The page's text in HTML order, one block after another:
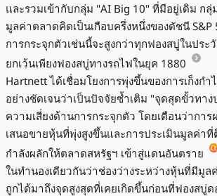
และรวมเข้ากับกลุ่ม "AI Big 10" ที่มีอยู่เดิม ก
มูลค่าตลาดคิดเป็นเกือบครึ่งหนึ่งของดัชนี
การกระจุกตัวเช่นนี้จะสูงกว่าทุกฟองสบู่ในประ
ยกเว้นเพียงฟองสบู่ทางรถไฟในยุค 1880
Hartnett ได้เชื่อมโยงการพุ่งขึ้นของการเก็งก
อย่างชัดเจนว่าเป็นปัจจัยซ้ำเติม "จุดสุดขั้วทา
ความเสี่ยงด้านการกระจุกตัว โดยเตือนว่ากา
เสนอขายหุ้นที่พุ่งสูงขึ้นและการประเมินมูลค่า
กำลังผลักให้ตลาดสหรัฐฯ เข้าสู่แดนอันตราย
ในทำนองเดียวกันว่าช่องว่างระหว่างหุ้นที่มีมูล
ถูกได้มาถึงจุดสูงสุดที่เคยเกิดขึ้นก่อนที่ฟองสบู่